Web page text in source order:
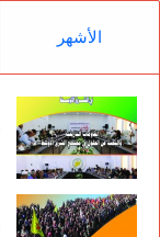
الأشهر